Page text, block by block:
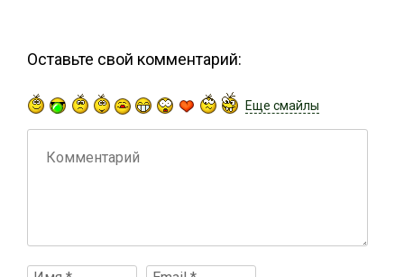
Оставьте свой комментарий:
Еще смайлы